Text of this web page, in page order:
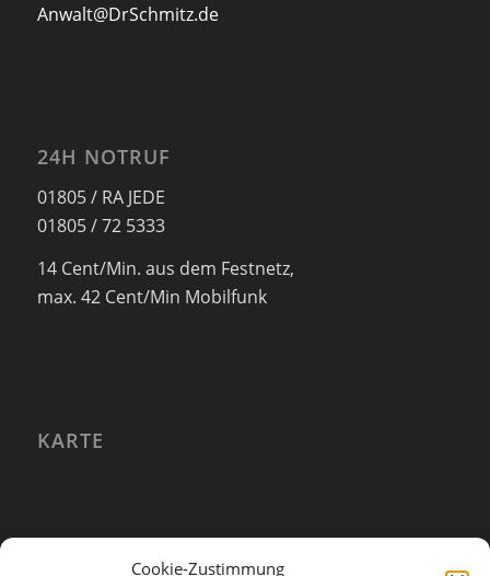
Cookie-Zustimmung
Anwalt@DrSchmitz.de
24H NOTRUF
01805 / RA JEDE
01805 / 72 5333
14 Cent/Min. aus dem Festnetz,
max. 42 Cent/Min Mobilfunk
KARTE